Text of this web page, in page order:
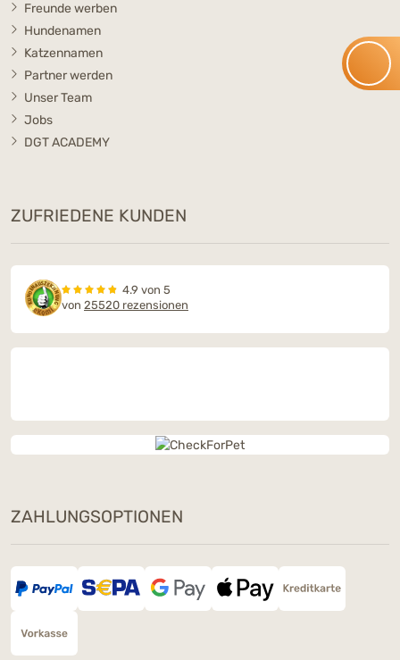
Freunde werben
Hundenamen
Katzennamen
Partner werden
Unser Team
Jobs
DGT ACADEMY
ZUFRIEDENE KUNDEN
4.9 von 5
von 25520 rezensionen
ZAHLUNGSOPTIONEN